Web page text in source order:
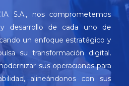
S.A., nos comprometemos
desarrollo de cada uno de
un enfoque estratégico y
su transformación digital.
sus operaciones para
alineándonos con sus